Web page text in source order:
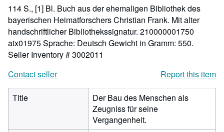
114 S., [1] Bl. Buch aus der ehemaligen Bibliothek des
bayerischen Heimatforschers Christian Frank. Mit alter
handschriftlicher Bibliothekssignatur. 210000001750
atx01975 Sprache: Deutsch Gewicht in Gramm: 550.
Seller Inventory # 3002011
Contact seller
Report this item
Title
Der Bau des Menschen als
Zeugniss für seine
Vergangenheit.